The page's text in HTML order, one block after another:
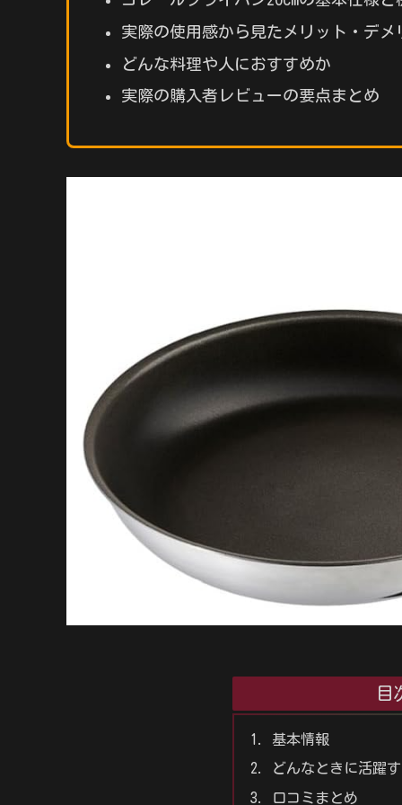
実際の使用感から見たメリット・デメ
どんな料理や人におすすめか
実際の購入者レビューの要点まとめ
目
基本情報
どんなときに活躍
口コミまとめ